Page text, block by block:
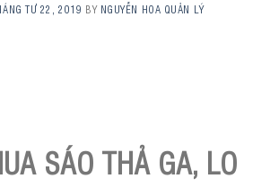
TƯ 22, 2019 BY NGUYỄN HOA QUẢN LÝ
SÁO THẢ GA, LO